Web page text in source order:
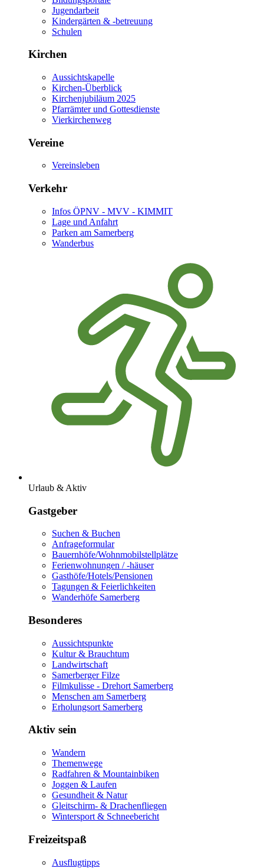
Jugendarbeit
Kindergärten & -betreuung
Schulen
Kirchen
Aussichtskapelle
Kirchen-Überblick
Kirchenjubiläum 2025
Pfarrämter und Gottesdienste
Vierkirchenweg
Vereine
Vereinsleben
Verkehr
Infos ÖPNV - MVV - KIMMIT
Lage und Anfahrt
Parken am Samerberg
Wanderbus
Urlaub & Aktiv
Gastgeber
Suchen & Buchen
Anfrageformular
Bauernhöfe/Wohnmobilstellplätze
Ferienwohnungen / -häuser
Gasthöfe/Hotels/Pensionen
Tagungen & Feierlichkeiten
Wanderhöfe Samerberg
Besonderes
Aussichtspunkte
Kultur & Brauchtum
Landwirtschaft
Samerberger Filze
Filmkulisse - Drehort Samerberg
Menschen am Samerberg
Erholungsort Samerberg
Aktiv sein
Wandern
Themenwege
Radfahren & Mountainbiken
Joggen & Laufen
Gesundheit & Natur
Gleitschirm- & Drachenfliegen
Wintersport & Schneebericht
Freizeitspaß
Ausflugtipps